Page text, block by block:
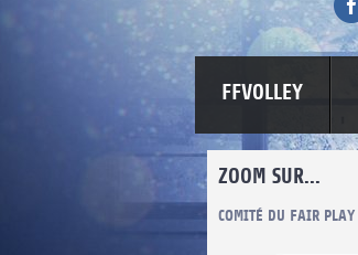
FFVOLLEY
ZOOM SUR...
COMITÉ DU FAIR PLAY